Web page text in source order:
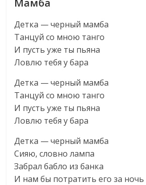
Мамба
Детка — черный мамба
Танцуй со мною танго
И пусть уже ты пьяна
Ловлю тебя у бара
Детка — черный мамба
Танцуй со мною танго
И пусть уже ты пьяна
Ловлю тебя у бара
Детка — черный мамба
Сияю, словно лампа
Забрал бабло из банка
И нам бы потратить его за ночь